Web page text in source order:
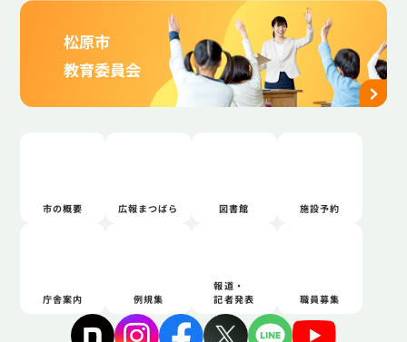
松原市
教育委員会
市の概要 広報まつばら 図書館 施設予約
庁舎案内 例規集
報道・
記者発表
職員募集